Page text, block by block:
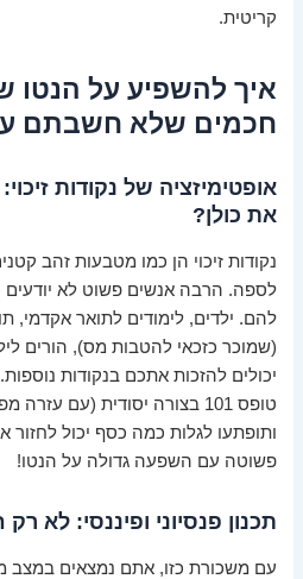
קריטית.
חכמים שלא חשבתם
אופטימיזציה של נקודות
את כולן?
נקודות זיכוי הן כמו מטבעות זהב
לספה. הרבה אנשים פשוט לא יודעים
להם. ילדים, לימודים לתואר אקדמי,
(שמוכר כזכאי להטבות מס), הורים
יכולים להזכות אתכם בנקודות
טופס 101 בצורה יסודית (עם
ותופתעו לגלות כמה כסף יכול לחזור
פשוטה עם השפעה גדולה על הנטו!
תכנון פנסיוני ופיננסי: לא
עם משכורת כזו, אתם נמצאים במצב